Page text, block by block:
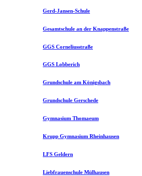
Gerd-Jansen-Schule
Gesamtschule an der Knappenstraße
GGS Corneliusstraße
GGS Lobberich
Grundschule am Königsbach
Grundschule Gerschede
Gymnasium Thomaeum
Krupp Gymnasium Rheinhausen
LFS Geldern
Liebfrauenschule Mülhausen​